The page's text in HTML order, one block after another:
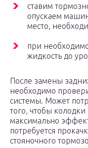
ставим
опускаем
место,
при
жидкость до
После замены
необходимо
системы. Может
того, чтобы
максимально
потребуется
стояночного